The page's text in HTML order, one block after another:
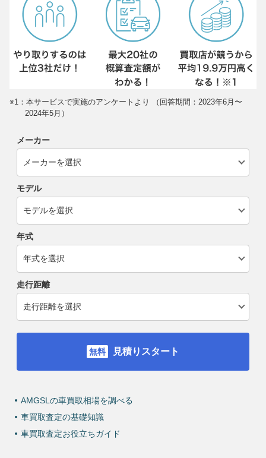
※1：本サービスで実施のアンケートより （回答期間：2023年6月〜
2024年5月）
メーカー
モデル
年式
走行距離
見積りスタート
AMGSLの車買取相場を調べる
車買取査定の基礎知識
車買取査定お役立ちガイド